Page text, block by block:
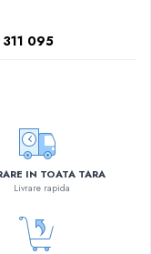
095
IN TOATA TARA
Livrare rapida